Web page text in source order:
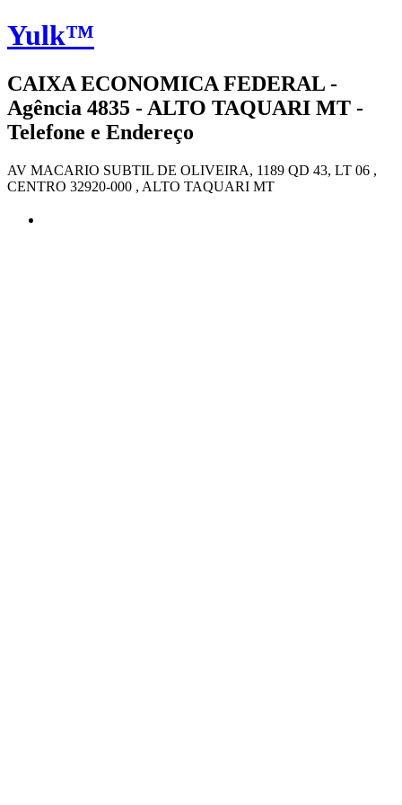
Yulk™
CAIXA ECONOMICA FEDERAL -
Agência 4835 - ALTO TAQUARI MT -
Telefone e Endereço
AV MACARIO SUBTIL DE OLIVEIRA, 1189 QD 43, LT 06 ,
CENTRO 32920-000 , ALTO TAQUARI MT